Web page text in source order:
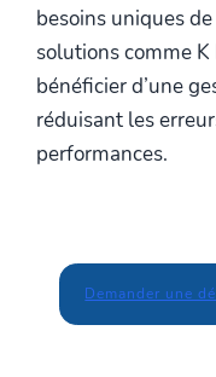
besoins uniques
solutions comme
bénéficier d’une
réduisant les
performances.
Demander une